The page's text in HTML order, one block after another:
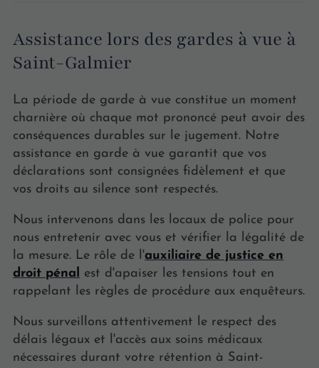
Assistance lors des gardes à vue à
Saint-Galmier
La période de garde à vue constitue un moment
charnière où chaque mot prononcé peut avoir des
conséquences durables sur le jugement. Notre
assistance en garde à vue garantit que vos
déclarations sont consignées fidèlement et que
vos droits au silence sont respectés.
Nous intervenons dans les locaux de police pour
nous entretenir avec vous et vérifier la légalité de
la mesure. Le rôle de l'auxiliaire de justice en
droit pénal est d'apaiser les tensions tout en
rappelant les règles de procédure aux enquêteurs.
Nous surveillons attentivement le respect des
délais légaux et l'accès aux soins médicaux
nécessaires durant votre rétention à Saint-